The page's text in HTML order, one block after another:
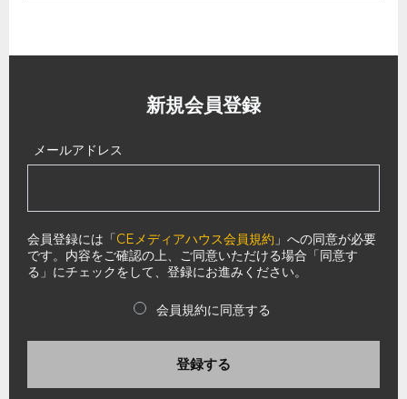
新規会員登録
メールアドレス
会員登録には「CEメディアハウス会員規約 」への同意が必要
です。内容をご確認の上、ご同意いただける場合「同意す
る」にチェックをして、登録にお進みください。
会員規約に同意する
登録する